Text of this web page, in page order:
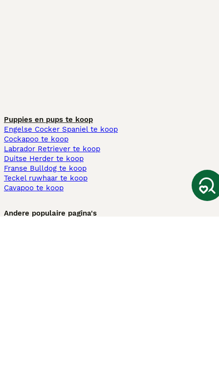
Puppies en pups te koop
Engelse Cocker Spaniel te koop
Cockapoo te koop
Labrador Retriever te koop
Duitse Herder te koop
Franse Bulldog te koop
Teckel ruwhaar te koop
Cavapoo te koop
Andere populaire pagina's